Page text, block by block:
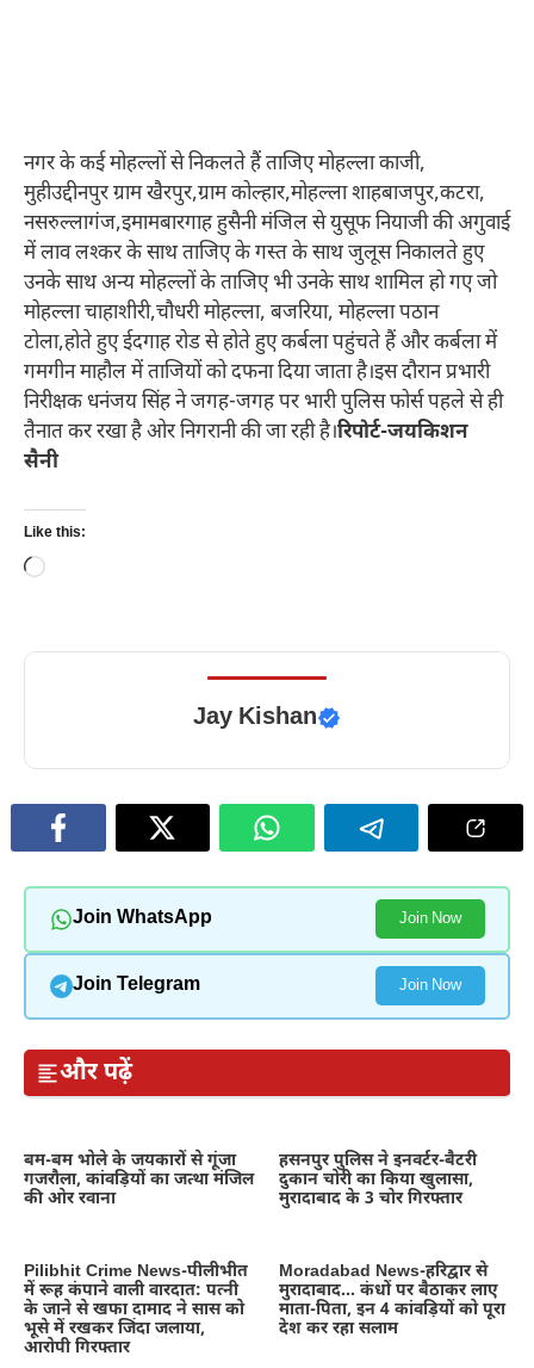
नगर के कई मोहल्लों से निकलते हैं ताजिए मोहल्ला काजी,
मुहीउद्दीनपुर ग्राम खैरपुर,ग्राम कोल्हार,मोहल्ला शाहबाजपुर,कटरा,
नसरुल्लागंज,इमामबारगाह हुसैनी मंजिल से युसूफ नियाजी की अगुवाई
में लाव लश्कर के साथ ताजिए के गस्त के साथ जुलूस निकालते हुए
उनके साथ अन्य मोहल्लों के ताजिए भी उनके साथ शामिल हो गए जो
मोहल्ला चाहाशीरी,चौधरी मोहल्ला, बजरिया, मोहल्ला पठान
टोला,होते हुए ईदगाह रोड से होते हुए कर्बला पहुंचते हैं और कर्बला में
गमगीन माहौल में ताजियों को दफना दिया जाता है।इस दौरान प्रभारी
निरीक्षक धनंजय सिंह ने जगह-जगह पर भारी पुलिस फोर्स पहले से ही
तैनात कर रखा है ओर निगरानी की जा रही है।रिपोर्ट-जयकिशन
सैनी
Like this:
Loading…
Jay Kishan
Join WhatsApp Join Now
Join Telegram Join Now
और पढ़ें
बम-बम भोले के जयकारों से गूंजा
गजरौला, कांवड़ियों का जत्था मंजिल
की ओर रवाना
हसनपुर पुलिस ने इनवर्टर-बैटरी
दुकान चोरी का किया खुलासा,
मुरादाबाद के 3 चोर गिरफ्तार
Pilibhit Crime News-पीलीभीत
में रूह कंपाने वाली वारदात: पत्नी
के जाने से खफा दामाद ने सास को
भूसे में रखकर जिंदा जलाया,
आरोपी गिरफ्तार
Moradabad News-हरिद्वार से
मुरादाबाद… कंधों पर बैठाकर लाए
माता-पिता, इन 4 कांवड़ियों को पूरा
देश कर रहा सलाम